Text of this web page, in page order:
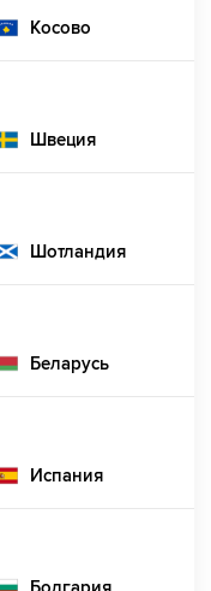
Косово
Швеция
Шотландия
Беларусь
Испания